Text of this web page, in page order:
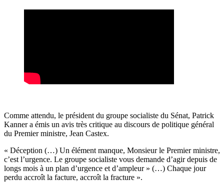
Comme attendu, le président du groupe socialiste du Sénat, Patrick
Kanner a émis un avis très critique au discours de politique général
du Premier ministre, Jean Castex.
« Déception (…) Un élément manque, Monsieur le Premier ministre,
c’est l’urgence. Le groupe socialiste vous demande d’agir depuis de
longs mois à un plan d’urgence et d’ampleur » (…) Chaque jour
perdu accroît la facture, accroît la fracture ».